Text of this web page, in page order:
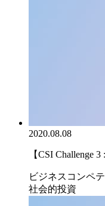
2020.08.08
【CSI Challenge
ビジネスコンペ
社会的投資